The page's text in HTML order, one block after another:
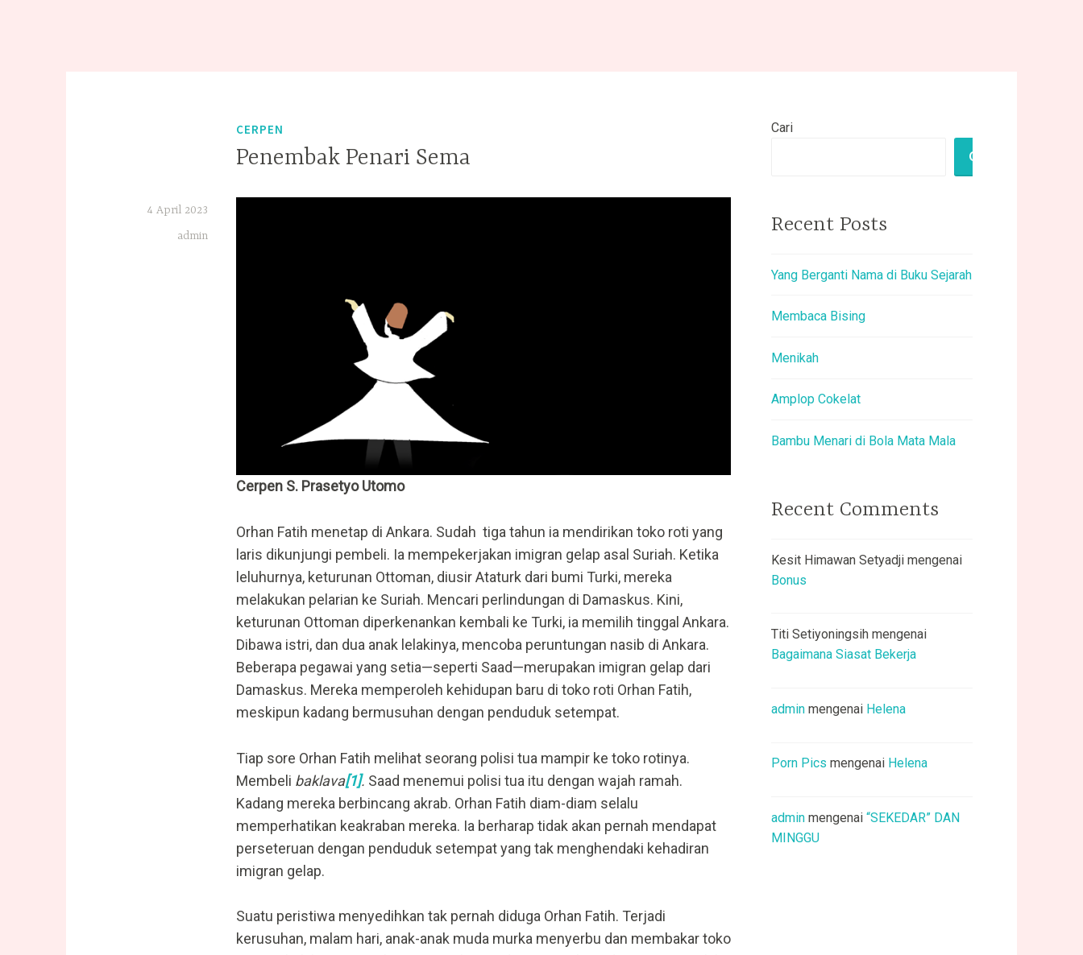
CERPEN
Penembak Penari Sema
4 April 2023
admin
Cerpen S. Prasetyo Utomo
Orhan Fatih menetap di Ankara. Sudah tiga tahun ia mendirikan toko roti yang
laris dikunjungi pembeli. Ia mempekerjakan imigran gelap asal Suriah. Ketika
leluhurnya, keturunan Ottoman, diusir Ataturk dari bumi Turki, mereka
melakukan pelarian ke Suriah. Mencari perlindungan di Damaskus. Kini,
keturunan Ottoman diperkenankan kembali ke Turki, ia memilih tinggal Ankara.
Dibawa istri, dan dua anak lelakinya, mencoba peruntungan nasib di Ankara.
Beberapa pegawai yang setia—seperti Saad—merupakan imigran gelap dari
Damaskus. Mereka memperoleh kehidupan baru di toko roti Orhan Fatih,
meskipun kadang bermusuhan dengan penduduk setempat.
Tiap sore Orhan Fatih melihat seorang polisi tua mampir ke toko rotinya.
Membeli baklava[1]. Saad menemui polisi tua itu dengan wajah ramah.
Kadang mereka berbincang akrab. Orhan Fatih diam-diam selalu
memperhatikan keakraban mereka. Ia berharap tidak akan pernah mendapat
perseteruan dengan penduduk setempat yang tak menghendaki kehadiran
imigran gelap.
Suatu peristiwa menyedihkan tak pernah diduga Orhan Fatih. Terjadi
kerusuhan, malam hari, anak-anak muda murka menyerbu dan membakar toko
Cari
CARI
Recent Posts
Yang Berganti Nama di Buku Sejarah
Membaca Bising
Menikah
Amplop Cokelat
Bambu Menari di Bola Mata Mala
Recent Comments
Kesit Himawan Setyadji mengenai
Bonus
Titi Setiyoningsih mengenai
Bagaimana Siasat Bekerja
admin mengenai Helena
Porn Pics mengenai Helena
admin mengenai “SEKEDAR” DAN
MINGGU